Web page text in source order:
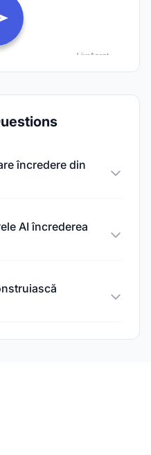
încredere din
AI încrederea